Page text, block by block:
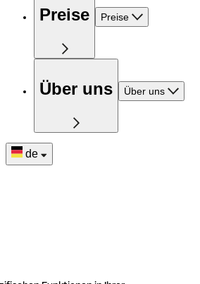
Preise Preise
Über uns Über uns
de